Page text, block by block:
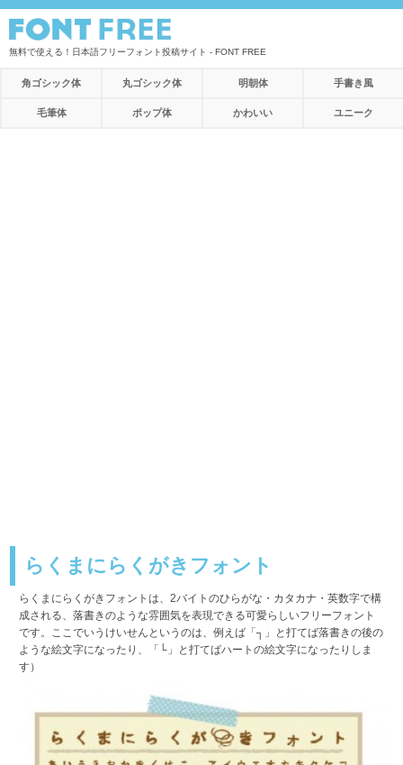
無料で使える！日本語フリーフォント投稿サイト - FONT FREE
角ゴシック体 丸ゴシック体 明朝体 手書き風
毛筆体 ポップ体 かわいい ユニーク
らくまにらくがきフォント
らくまにらくがきフォントは、2バイトのひらがな・カタカナ・英数字で構
成される、落書きのような雰囲気を表現できる可愛らしいフリーフォント
です。ここでいうけいせんというのは、例えば「┐」と打てば落書きの後の
ような絵文字になったり、「└」と打てばハートの絵文字になったりしま
す）